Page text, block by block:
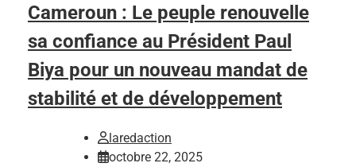
Cameroun : Le peuple renouvelle
sa confiance au Président Paul
Biya pour un nouveau mandat de
stabilité et de développement
laredaction
octobre 22, 2025